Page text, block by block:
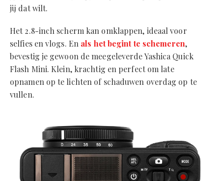
jij dat wilt.
Het 2.8-inch scherm kan omklappen, ideaal voor
selfies en vlogs. En als het begint te schemeren,
bevestig je gewoon de meegeleverde Yashica Quick
Flash Mini. Klein, krachtig en perfect om late
opnamen op te lichten of schaduwen overdag op te
vullen.